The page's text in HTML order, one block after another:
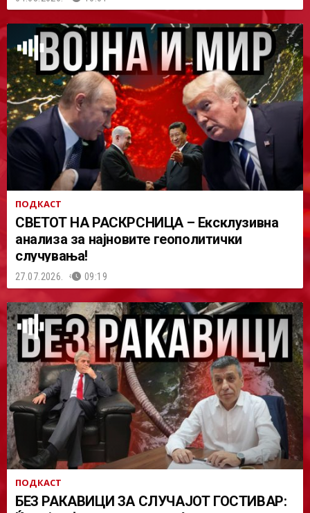
ПОДКАСТ
СВЕТОТ НА РАСКРСНИЦА – Ексклузивна
анализа за најновите геополитички
случувања!
27.07.2026. 09:19
ПОДКАСТ
БЕЗ РАКАВИЦИ ЗА СЛУЧАЈОТ ГОСТИВАР: